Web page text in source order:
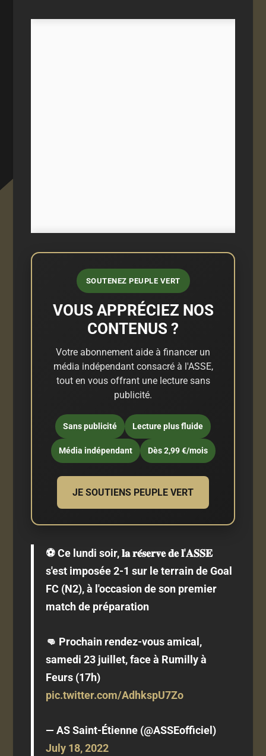
SOUTENEZ PEUPLE VERT
VOUS APPRÉCIEZ NOS
CONTENUS ?
Votre abonnement aide à financer un
média indépendant consacré à l'ASSE,
tout en vous offrant une lecture sans
publicité.
Sans publicité Lecture plus fluide
Média indépendant Dès 2,99 €/mois
JE SOUTIENS PEUPLE VERT
⚽️ Ce lundi soir, 𝐥𝐚 𝐫𝐞́𝐬𝐞𝐫𝐯𝐞 𝐝𝐞 𝐥'𝐀𝐒𝐒𝐄
s'est imposée 2-1 sur le terrain de Goal
FC (N2), à l'occasion de son premier
match de préparation
👊 Prochain rendez-vous amical,
samedi 23 juillet, face à Rumilly à
Feurs (17h)
pic.twitter.com/AdhkspU7Zo
— AS Saint-Étienne (@ASSEofficiel)
July 18, 2022